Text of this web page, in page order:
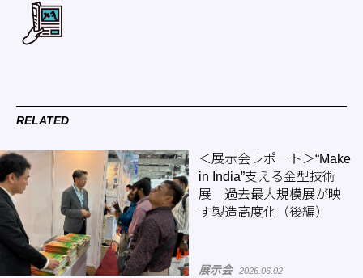
RELATED
＜展示会レポート＞“Make
in India”支える金型技術
展 過去最大規模展が映
す製造高度化（後編）
展示会 2026.06.02